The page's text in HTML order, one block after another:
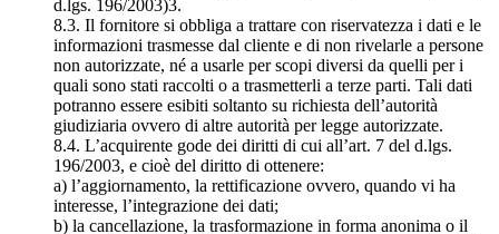
d.lgs. 196/2003)3.
8.3. Il fornitore si obbliga a trattare con riservatezza i dati e le
informazioni trasmesse dal cliente e di non rivelarle a persone
non autorizzate, né a usarle per scopi diversi da quelli per i
quali sono stati raccolti o a trasmetterli a terze parti. Tali dati
potranno essere esibiti soltanto su richiesta dell’autorità
giudiziaria ovvero di altre autorità per legge autorizzate.
8.4. L’acquirente gode dei diritti di cui all’art. 7 del d.lgs.
196/2003, e cioè del diritto di ottenere:
a) l’aggiornamento, la rettificazione ovvero, quando vi ha
interesse, l’integrazione dei dati;
b) la cancellazione, la trasformazione in forma anonima o il